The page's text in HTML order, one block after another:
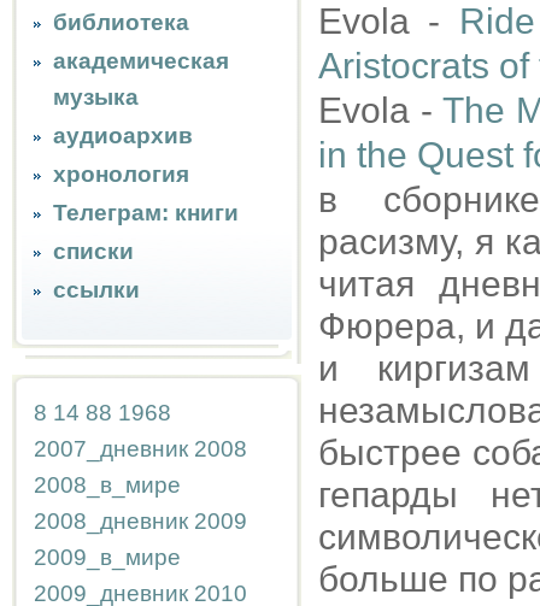
библиотека
академическая
музыка
аудиоархив
хронология
Телеграм: книги
списки
ссылки
8 14 88 1968
2007_дневник 2008
2008_в_мире
2008_дневник 2009
2009_в_мире
2009_дневник 2010
Evola -
Aristocrats of
Evola - The
in the Quest
в
расизму, я
читая
Фюрера, и
и
быстрее
гепарды
больше по